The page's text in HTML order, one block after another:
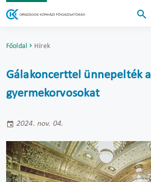
Főoldal Hírek
Gálakoncerttel ünnepelték a
gyermekorvosokat
2024. nov. 04.